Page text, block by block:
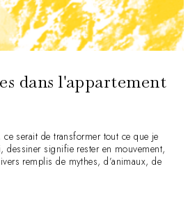
dans l'appartement
serait de transformer tout ce que je
signifie rester en mouvement,
remplis de mythes, d’animaux, de